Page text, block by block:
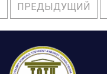
ПРЕДЫДУЩИЙ